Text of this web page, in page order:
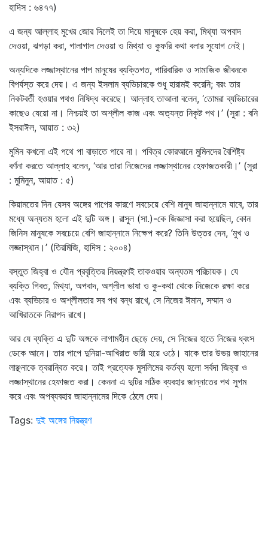
হাদিস : ৬৪৭৭)
এ জন্য আল্লাহ মুখের জোর দিলেই তা দিয়ে মানুষকে হেয় করা, মিথ্যা অপবাদ
দেওয়া, ঝগড়া করা, গালাগাল দেওয়া ও মিথ্যা ও কুফরি কথা বলার সুযোগ নেই।
অন্যদিকে লজ্জাস্থানের পাপ মানুষের ব্যক্তিগত, পারিবারিক ও সামাজিক জীবনকে
বিপর্যস্ত করে দেয়। এ জন্য ইসলাম ব্যভিচারকে শুধু হারামই করেনি; বরং তার
নিকটবর্তী হওয়ার পথও নিষিদ্ধ করেছে। আল্লাহ তাআলা বলেন, ‘তোমরা ব্যভিচারের
কাছেও যেয়ো না। নিশ্চয়ই তা অশ্লীল কাজ এবং অত্যন্ত নিকৃষ্ট পথ।’ (সুরা : বনি
ইসরাঈল, আয়াত : ৩২)
মুমিন কখনো এই পথে পা বাড়াতে পারে না। পবিত্র কোরআনে মুমিনদের বৈশিষ্ট্য
বর্ণনা করতে আল্লাহ বলেন, ‘আর তারা নিজেদের লজ্জাস্থানের হেফাজতকারী।’ (সুরা
: মুমিনুন, আয়াত : ৫)
কিয়ামতের দিন যেসব অঙ্গের পাপের কারণে সবচেয়ে বেশি মানুষ জাহান্নামে যাবে, তার
মধ্যে অন্যতম হলো এই দুটি অঙ্গ। রাসুল (সা.)-কে জিজ্ঞাসা করা হয়েছিল, কোন
জিনিস মানুষকে সবচেয়ে বেশি জাহান্নামে নিক্ষেপ করে? তিনি উত্তর দেন, ‘মুখ ও
লজ্জাস্থান।’ (তিরমিজি, হাদিস : ২০০৪)
বস্তুত জিহ্বা ও যৌন প্রবৃত্তির নিয়ন্ত্রণই তাকওয়ার অন্যতম পরিচায়ক। যে
ব্যক্তি গিবত, মিথ্যা, অপবাদ, অশ্লীল ভাষা ও কু-কথা থেকে নিজেকে রক্ষা করে
এবং ব্যভিচার ও অশ্লীলতার সব পথ বন্ধ রাখে, সে নিজের ঈমান, সম্মান ও
আখিরাতকে নিরাপদ রাখে।
আর যে ব্যক্তি এ দুটি অঙ্গকে লাগামহীন ছেড়ে দেয়, সে নিজের হাতে নিজের ধ্বংস
ডেকে আনে। তার পাপে দুনিয়া-আখিরাত ভারী হয়ে ওঠে। যাকে তার উভয় জাহানের
লাঞ্ছনাকে ত্বরান্বিত করে। তাই প্রত্যেক মুসলিমের কর্তব্য হলো সর্বদা জিহ্বা ও
লজ্জাস্থানের হেফাজত করা। কেননা এ দুটির সঠিক ব্যবহার জান্নাতের পথ সুগম
করে এবং অপব্যবহার জাহান্নামের দিকে ঠেলে দেয়।
Tags: দুই অঙ্গের নিয়ন্ত্রণ